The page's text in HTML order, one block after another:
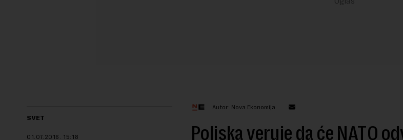
SVET
01.07.2016. 15:18
Autor: Nova Ekonomija
Poljska veruje da će NATO